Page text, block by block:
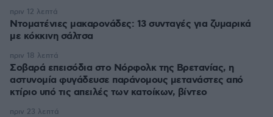
Ντοματένιες μακαρονάδες: 13 συνταγές για ζυμαρικά
με κόκκινη σάλτσα
πριν 12 λεπτά
Σοβαρά επεισόδια στο Νόρφολκ της Βρετανίας, η
αστυνομία φυγάδευσε παράνομους μετανάστες από
κτίριο υπό τις απειλές των κατοίκων, βίντεο
πριν 18 λεπτά
πριν 23 λεπτά